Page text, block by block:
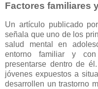
Factores familiares
Un artículo publicado
señala que uno de los
salud mental en
entorno familiar y
presentarse dentro de
jóvenes expuestos a
desarrollen un trastorno